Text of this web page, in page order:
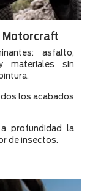
Motorcraft
asfalto,
materiales sin
los acabados
profundidad la
de insectos.